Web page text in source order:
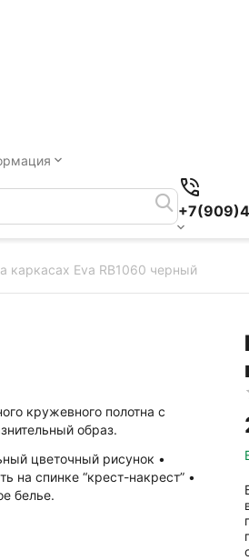
каркасах Eva RB1060 черный
кружевного полотна с
образ.
цветочный рисунок •
на спинке “крест-накрест” •
белье.